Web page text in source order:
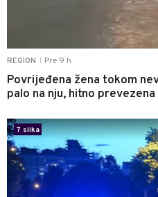
REGION Pre 9 h
Povrijeđena žena tokom
palo na nju, hitno
7 slika